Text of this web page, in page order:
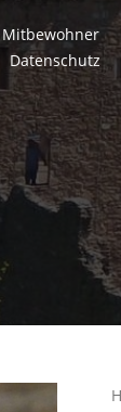
Mitbewohner
Datenschutz